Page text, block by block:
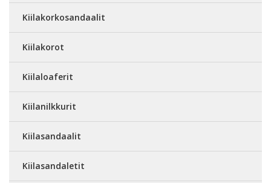
Kiilakorkosandaalit
Kiilakorot
Kiilaloaferit
Kiilanilkkurit
Kiilasandaalit
Kiilasandaletit